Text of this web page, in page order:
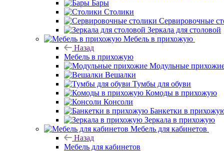
Бары
Столики
Сервировочные
Зеркала для столовой
Мебель в прихожую
Назад
Мебель в прихожую
Модульные
Вешалки
Тумбы для обуви
Комоды в прихожую
Консоли
Банкетки в
Зеркала в прихожую
Мебель для кабинетов
Назад
Мебель для кабинетов